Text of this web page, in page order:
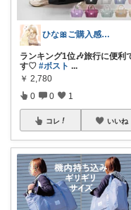
ひな🎀ご購入感謝♡プチプラファッション
ランキング1位🎶旅行に便利
す♡ #ボスト ...
￥ 2,780
0 0 1
コレ いいね